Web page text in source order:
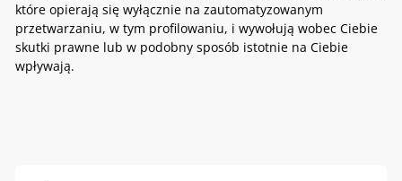
które opierają się wyłącznie na zautomatyzowanym
przetwarzaniu, w tym profilowaniu, i wywołują wobec Ciebie
skutki prawne lub w podobny sposób istotnie na Ciebie
wpływają.